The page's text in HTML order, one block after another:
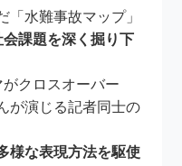
「水難事故マップ」
会課題を深く掘り下
クロスオーバー
が演じる記者同士の
様な表現方法を駆使